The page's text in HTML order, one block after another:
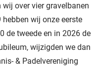
wij over vier gravelbanen
wij onze eerste
de tweede en in 2026 de
wijzigden we dan
& Padelvereniging